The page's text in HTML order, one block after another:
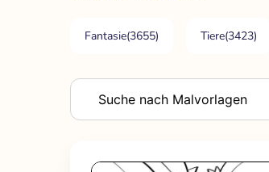
Fantasie(3655) Tiere(3423)